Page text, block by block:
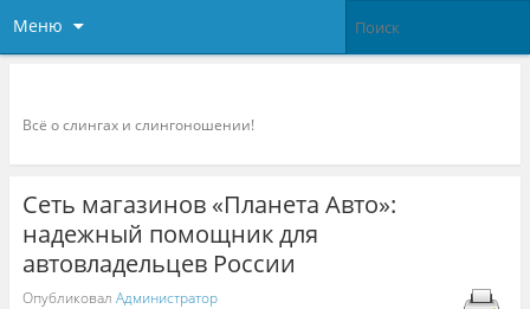
Меню
Всё о слингах и слингоношении!
Сеть магазинов «Планета Авто»:
надежный помощник для
автовладельцев России
Опубликовал Администратор